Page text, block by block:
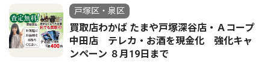
戸塚区・泉区
買取店わかば たまや戸塚深谷店・Ａコープ
中田店 テレカ・お酒を現金化 強化キャ
ンペーン ８月19日まで